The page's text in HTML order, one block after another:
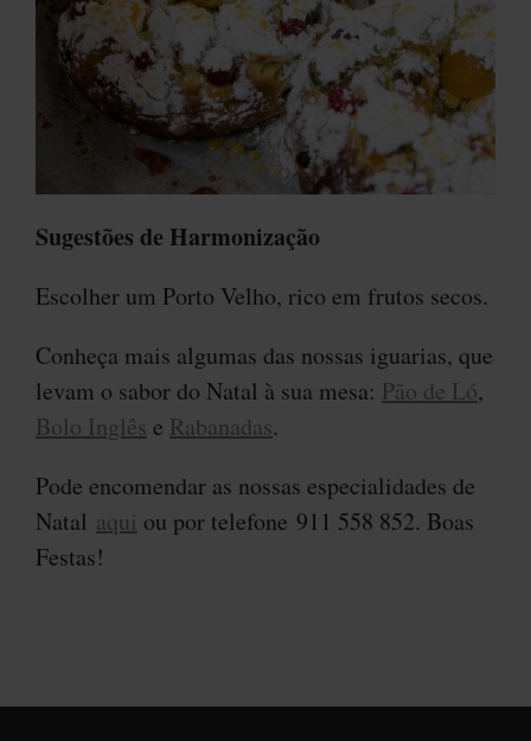
Sugestões de Harmonização
Escolher um Porto Velho, rico em frutos secos.
Conheça mais algumas das nossas iguarias, que
levam o sabor do Natal à sua mesa: Pão de Ló,
Bolo Inglês e Rabanadas.
Pode encomendar as nossas especialidades de
Natal aqui ou por telefone 911 558 852. Boas
Festas!